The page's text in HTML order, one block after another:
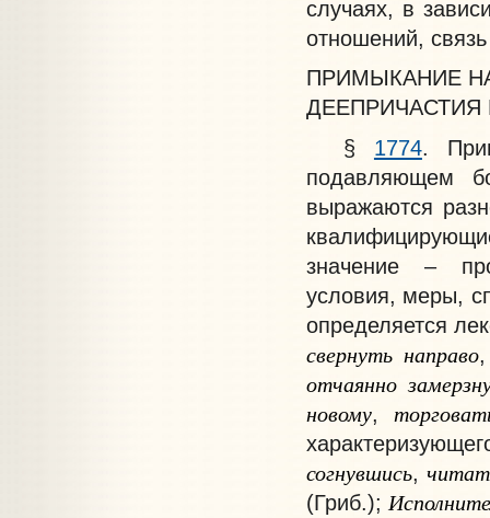
случаях, в
отношений,
ПРИМЫКАНИЕ
ДЕЕПРИЧАСТИЯ
§ 1774.
подавляющем
выражаются
значение –
условия, меры,
определяется
свернуть направо
отчаянно
новому,
согнувшись,
(Гриб.);